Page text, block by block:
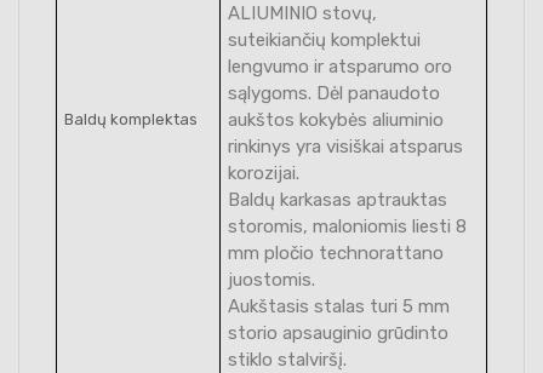
Baldų komplektas
ALIUMINIO stovų,
suteikiančių komplektui
lengvumo ir atsparumo oro
sąlygoms. Dėl panaudoto
aukštos kokybės aliuminio
rinkinys yra visiškai atsparus
korozijai.
Baldų karkasas aptrauktas
storomis, maloniomis liesti 8
mm pločio technorattano
juostomis.
Aukštasis stalas turi 5 mm
storio apsauginio grūdinto
stiklo stalviršį.